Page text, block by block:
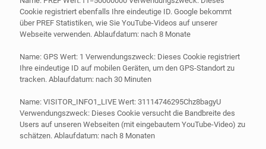
Cookie registriert ebenfalls Ihre eindeutige ID. Google bekommt
über PREF Statistiken, wie Sie YouTube-Videos auf unserer
Webseite verwenden. Ablaufdatum: nach 8 Monate
Name: GPS Wert: 1 Verwendungszweck: Dieses Cookie registriert
Ihre eindeutige ID auf mobilen Geräten, um den GPS-Standort zu
tracken. Ablaufdatum: nach 30 Minuten
Name: VISITOR_INFO1_LIVE Wert: 31114746295Chz8bagyU
Verwendungszweck: Dieses Cookie versucht die Bandbreite des
Users auf unseren Webseiten (mit eingebautem YouTube-Video) zu
schätzen. Ablaufdatum: nach 8 Monaten